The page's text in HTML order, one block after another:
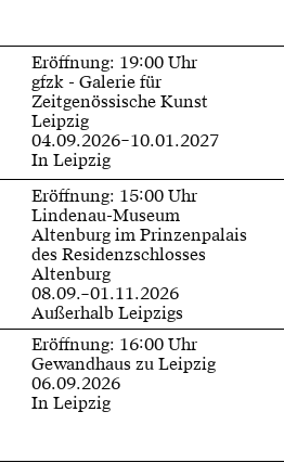
Eröffnung: 19:00 Uhr
gfzk - Galerie für
Zeitgenössische Kunst
Leipzig
04.09.2026–10.01.2027
In Leipzig
Eröffnung: 15:00 Uhr
Lindenau-Museum
Altenburg im Prinzenpalais
des Residenzschlosses
Altenburg
08.09.–01.11.2026
Außerhalb Leipzigs
Eröffnung: 16:00 Uhr
Gewandhaus zu Leipzig
06.09.2026
In Leipzig